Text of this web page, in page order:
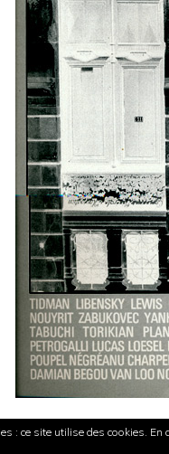
: ce site utilise des cookies.